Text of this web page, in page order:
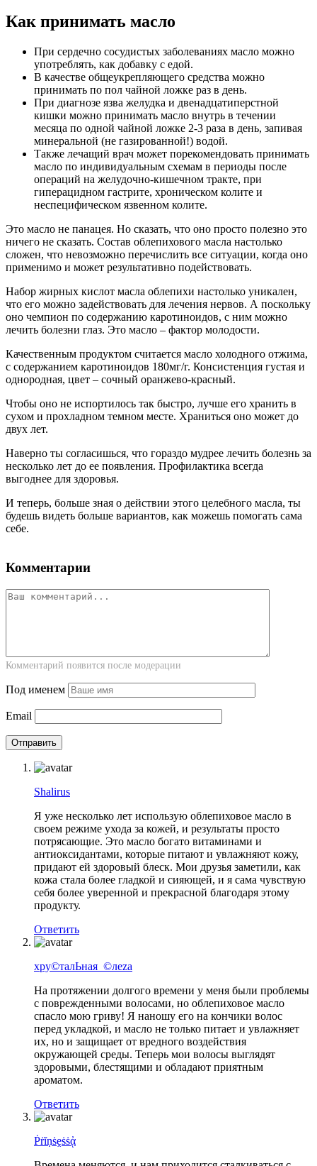
Как принимать масло
При сердечно сосудистых заболеваниях масло можно
употреблять, как добавку с едой.
В качестве общеукрепляющего средства можно
принимать по пол чайной ложке раз в день.
При диагнозе язва желудка и двенадцатиперстной
кишки можно принимать масло внутрь в течении
месяца по одной чайной ложке 2-3 раза в день, запивая
минеральной (не газированной!) водой.
Также лечащий врач может порекомендовать принимать
масло по индивидуальным схемам в периоды после
операций на желудочно-кишечном тракте, при
гиперацидном гастрите, хроническом колите и
неспецифическом язвенном колите.
Это масло не панацея. Но сказать, что оно просто полезно это
ничего не сказать. Состав облепихового масла настолько
сложен, что невозможно перечислить все ситуации, когда оно
применимо и может результативно подействовать.
Набор жирных кислот масла облепихи настолько уникален,
что его можно задействовать для лечения нервов. А поскольку
оно чемпион по содержанию каротиноидов, с ним можно
лечить болезни глаз. Это масло – фактор молодости.
Качественным продуктом считается масло холодного отжима,
с содержанием каротиноидов 180мг/г. Консистенция густая и
однородная, цвет – сочный оранжево-красный.
Чтобы оно не испортилось так быстро, лучше его хранить в
сухом и прохладном темном месте. Храниться оно может до
двух лет.
Наверно ты согласишься, что гораздо мудрее лечить болезнь за
несколько лет до ее появления. Профилактика всегда
выгоднее для здоровья.
И теперь, больше зная о действии этого целебного масла, ты
будешь видеть больше вариантов, как можешь помогать сама
себе.
Комментарии
Комментарий появится после модерации
Под именем
Email
Shalirus
Я уже несколько лет использую облепиховое масло в
своем режиме ухода за кожей, и результаты просто
потрясающие. Это масло богато витаминами и
антиоксидантами, которые питают и увлажняют кожу,
придают ей здоровый блеск. Мои друзья заметили, как
кожа стала более гладкой и сияющей, и я сама чувствую
себя более уверенной и прекрасной благодаря этому
продукту.
Ответить
хру©талЬная_©леzа
На протяжении долгого времени у меня были проблемы
с поврежденными волосами, но облепиховое масло
спасло мою гриву! Я наношу его на кончики волос
перед укладкой, и масло не только питает и увлажняет
их, но и защищает от вредного воздействия
окружающей среды. Теперь мои волосы выглядят
здоровыми, блестящими и обладают приятным
ароматом.
Ответить
Ṗṙĭṇṡḙṡṡᾀ